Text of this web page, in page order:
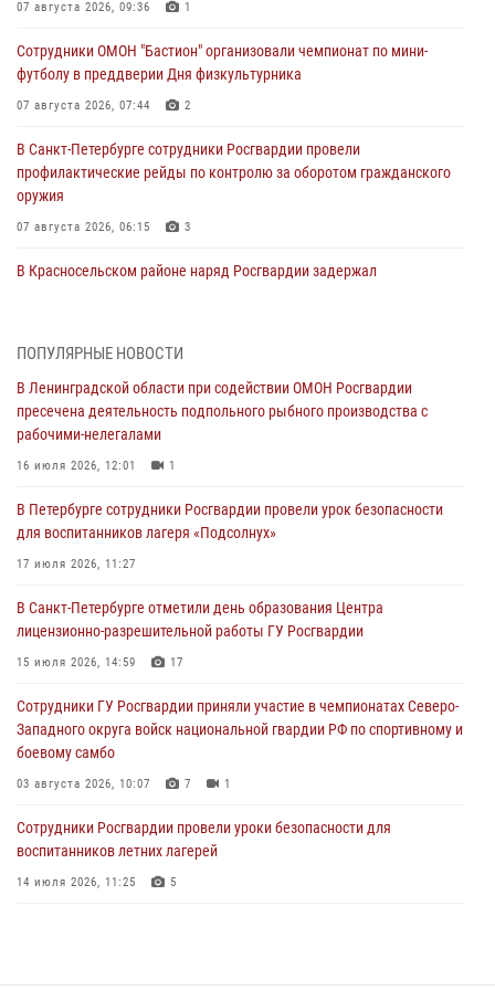
07 августа 2026, 09:36 1
Сотрудники ОМОН "Бастион" организовали чемпионат по мини-
футболу в преддверии Дня физкультурника
07 августа 2026, 07:44 2
В Санкт-Петербурге сотрудники Росгвардии провели
профилактические рейды по контролю за оборотом гражданского
оружия
07 августа 2026, 06:15 3
В Красносельском районе наряд Росгвардии задержал
06 августа 2026, 13:39 1
В Центральном районе росгвардейцы оперативно задержали
хулигана, стрелявшего из пускового устройства рядом с жилыми
домами
06 августа 2026, 11:36
Сотрудники и военнослужащие Росгвардии обеспечили
правопорядок при проведении матча "Зенит" - "Балтика"
06 августа 2026, 07:30
В Выборгском районе наряд Росгвардии обнаружил
разыскиваемый преступный автотранспорт
05 августа 2026, 12:25 2
Петербургские росгвардейцы обнаружили объявленный в розыск
автомобиль, ранее использовавшийся при совершении кражи в
Ленобласти
04 августа 2026, 14:05
ПОПУЛЯРНЫЕ НОВОСТИ
В Ленинградской области при содействии ОМОН Росгвардии
пресечена деятельность подпольного рыбного производства с
рабочими-нелегалами
16 июля 2026, 12:01 1
В Петербурге сотрудники Росгвардии провели урок безопасности
для воспитанников лагеря «Подсолнух»
17 июля 2026, 11:27
В Санкт-Петербурге отметили день образования Центра
лицензионно-разрешительной работы ГУ Росгвардии
15 июля 2026, 14:59 17
Сотрудники ГУ Росгвардии приняли участие в чемпионатах Северо-
Западного округа войск национальной гвардии РФ по спортивному и
боевому самбо
03 августа 2026, 10:07 7 1
Сотрудники Росгвардии провели уроки безопасности для
воспитанников летних лагерей
14 июля 2026, 11:25 5